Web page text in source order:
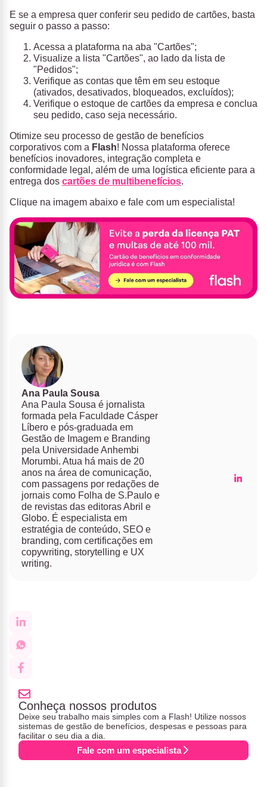
E se a empresa quer conferir seu pedido de cartões, basta
seguir o passo a passo:
Acessa a plataforma na aba "Cartões";
Visualize a lista "Cartões", ao lado da lista de
"Pedidos";
Verifique as contas que têm em seu estoque
(ativados, desativados, bloqueados, excluídos);
Verifique o estoque de cartões da empresa e conclua
seu pedido, caso seja necessário.
Otimize seu processo de gestão de benefícios
corporativos com a Flash! Nossa plataforma oferece
benefícios inovadores, integração completa e
conformidade legal, além de uma logística eficiente para a
entrega dos cartões de multibenefícios.
Clique na imagem abaixo e fale com um especialista!
Ana Paula Sousa
Ana Paula Sousa é jornalista
formada pela Faculdade Cásper
Líbero e pós-graduada em
Gestão de Imagem e Branding
pela Universidade Anhembi
Morumbi. Atua há mais de 20
anos na área de comunicação,
com passagens por redações de
jornais como Folha de S.Paulo e
de revistas das editoras Abril e
Globo. É especialista em
estratégia de conteúdo, SEO e
branding, com certificações em
copywriting, storytelling e UX
writing.
Conheça nossos produtos
Deixe seu trabalho mais simples com a Flash! Utilize nossos
sistemas de gestão de benefícios, despesas e pessoas para
facilitar o seu dia a dia.
Fale com um especialista